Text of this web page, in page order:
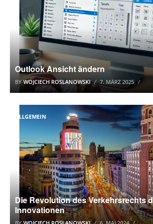
Outlook Ansicht ändern
BYWOJCIECH ROSLANOWSKI 7. MÄRZ 2025
ALLGEMEIN
Die Revolution des Verkehrsrechts
Innovationen